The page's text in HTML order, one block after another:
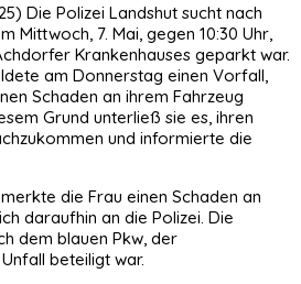
Die Polizei Landshut sucht nach
Mittwoch, 7. Mai, gegen 10:30 Uhr,
Krankenhauses geparkt war.
am Donnerstag einen Vorfall,
Schaden an ihrem Fahrzeug
Grund unterließ sie es, ihren
und informierte die
die Frau einen Schaden an
daraufhin an die Polizei. Die
dem blauen Pkw, der
beteiligt war.